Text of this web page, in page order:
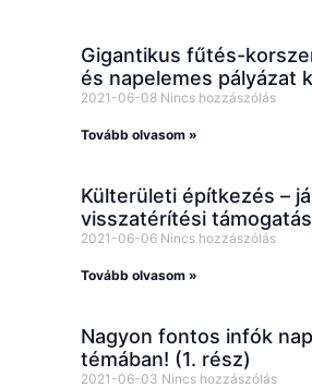
Gigantikus fűtés-
és napelemes pályázat
2021-06-08 Nincs hozzászólás
Tovább olvasom »
Külterületi építkezés –
visszatérítési
2021-06-06 Nincs hozzászólás
Tovább olvasom »
Nagyon fontos infók
témában! (1. rész)
2021-06-03 Nincs hozzászólás